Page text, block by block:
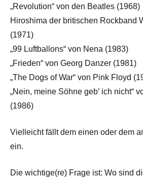
„Revolution“ von den Beatles (1968)
Hiroshima der britischen Rockband
(1971)
„99 Luftballons“ von Nena (1983)
„Frieden“ von Georg Danzer (1981)
„The Dogs of War“ von Pink Floyd
„Nein, meine Söhne geb’ ich nicht“
(1986)
Vielleicht fällt dem einen oder dem
ein.
Die wichtige(re) Frage ist: Wo sind